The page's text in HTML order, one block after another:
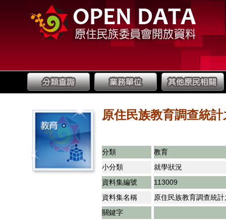
原住民族教育調查統
分類
教育
小分類
就學狀況
資料集編號
113009
資料集名稱
原住民族教育調查統
關鍵字